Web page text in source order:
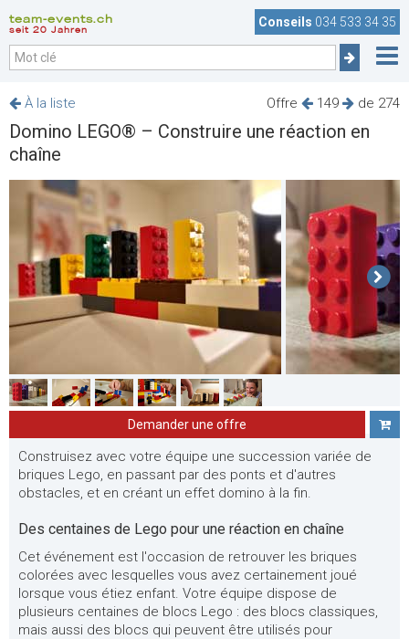
team-events.ch
seit 20 Jahren
Conseils 034 533 34 35
Offre 149 de 274
À la liste
Domino LEGO® – Construire une réaction en
chaîne
Demander une offre
Construisez avec votre équipe une succession variée de
briques Lego, en passant par des ponts et d'autres
obstacles, et en créant un effet domino à la fin.
Des centaines de Lego pour une réaction en chaîne
Cet événement est l'occasion de retrouver les briques
colorées avec lesquelles vous avez certainement joué
lorsque vous étiez enfant. Votre équipe dispose de
plusieurs centaines de blocs Lego : des blocs classiques,
mais aussi des blocs qui peuvent être utilisés pour